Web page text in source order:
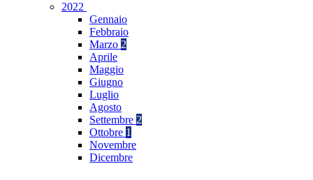
2022
Gennaio
Febbraio
Marzo 2
Aprile
Maggio
Giugno
Luglio
Agosto
Settembre 2
Ottobre 1
Novembre
Dicembre